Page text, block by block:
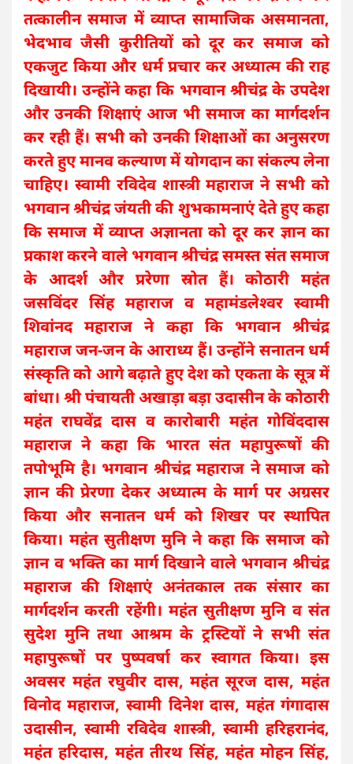
तत्कालीन समाज में व्याप्त सामाजिक असमानता,
भेदभाव जैसी कुरीतियों को दूर कर समाज को
एकजुट किया और धर्म प्रचार कर अध्यात्म की राह
दिखायी। उन्होंने कहा कि भगवान श्रीचंद्र के उपदेश
और उनकी शिक्षाएं आज भी समाज का मार्गदर्शन
कर रही हैं। सभी को उनकी शिक्षाओं का अनुसरण
करते हुए मानव कल्याण में योगदान का संकल्प लेना
चाहिए। स्वामी रविदेव शास्त्री महाराज ने सभी को
भगवान श्रीचंद्र जंयती की शुभकामनाएं देते हुए कहा
कि समाज में व्याप्त अज्ञानता को दूर कर ज्ञान का
प्रकाश करने वाले भगवान श्रीचंद्र समस्त संत समाज
के आदर्श और प्ररेणा स्रोत हैं। कोठारी महंत
जसविंदर सिंह महाराज व महामंडलेश्वर स्वामी
शिवांनद महाराज ने कहा कि भगवान श्रीचंद्र
महाराज जन-जन के आराध्य हैं। उन्होंने सनातन धर्म
संस्कृति को आगे बढ़ाते हुए देश को एकता के सूत्र में
बांधा। श्री पंचायती अखाड़ा बड़ा उदासीन के कोठारी
महंत राघवेंद्र दास व कारोबारी महंत गोविंददास
महाराज ने कहा कि भारत संत महापुरूषों की
तपोभूमि है। भगवान श्रीचंद्र महाराज ने समाज को
ज्ञान की प्रेरणा देकर अध्यात्म के मार्ग पर अग्रसर
किया और सनातन धर्म को शिखर पर स्थापित
किया। महंत सुतीक्षण मुनि ने कहा कि समाज को
ज्ञान व भक्ति का मार्ग दिखाने वाले भगवान श्रीचंद्र
महाराज की शिक्षाएं अनंतकाल तक संसार का
मार्गदर्शन करती रहेंगी। महंत सुतीक्षण मुनि व संत
सुदेश मुनि तथा आश्रम के ट्रस्टियों ने सभी संत
महापुरूषों पर पुष्पवर्षा कर स्वागत किया। इस
अवसर महंत रघुवीर दास, महंत सूरज दास, महंत
विनोद महाराज, स्वामी दिनेश दास, महंत गंगादास
उदासीन, स्वामी रविदेव शास्त्री, स्वामी हरिहरानंद,
महंत हरिदास, महंत तीरथ सिंह, महंत मोहन सिंह,